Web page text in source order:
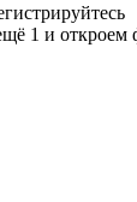
1 и откроем